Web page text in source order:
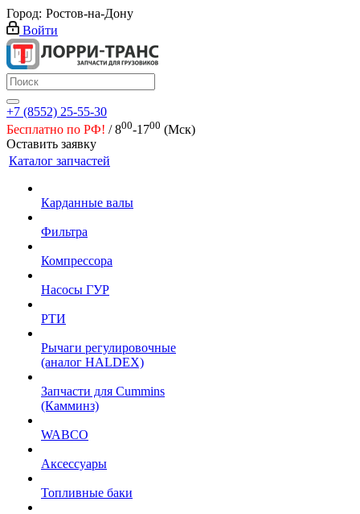
Город: Ростов-на-Дону
Войти
+7 (8552) 25-55-30
Бесплатно по РФ! / 800-1700 (Мск)
Оставить заявку
Каталог запчастей
Карданные валы
Фильтра
Компрессора
Насосы ГУР
РТИ
Рычаги регулировочные
(аналог HALDEX)
Запчасти для Cummins
(Камминз)
WABCO
Аксессуары
Топливные баки